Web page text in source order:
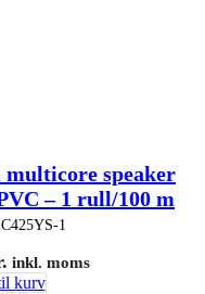
speaker
– 1 rull/100 m
1
inkl. moms
kurv